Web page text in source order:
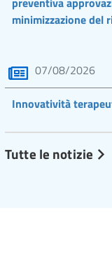
minimizzazione del
07/08/2026
Innovatività
Tutte le notizie